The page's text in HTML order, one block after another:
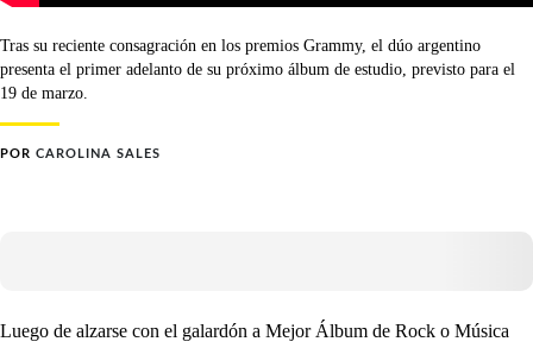
Tras su reciente consagración en los premios Grammy, el dúo argentino
presenta el primer adelanto de su próximo álbum de estudio, previsto para el
19 de marzo.
POR CAROLINA SALES
Luego de alzarse con el galardón a Mejor Álbum de Rock o Música